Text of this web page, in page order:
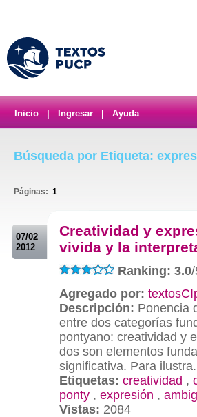
Inicio Ingresar Ayuda
Búsqueda por Etiqueta:
Páginas: 1
07/02
2012
Creatividad y
vivida y la
Ranking: 3.0
Agregado por:
Descripción: Ponencia
entre dos categorías
pontyano: creatividad y
dos son elementos
significativa. Para
Etiquetas: creatividad ,
ponty , expresión ,
Vistas: 2084